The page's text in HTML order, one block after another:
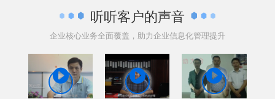
听听客户的声音
企业核心业务全面覆盖，助力企业信息化管理提升
  